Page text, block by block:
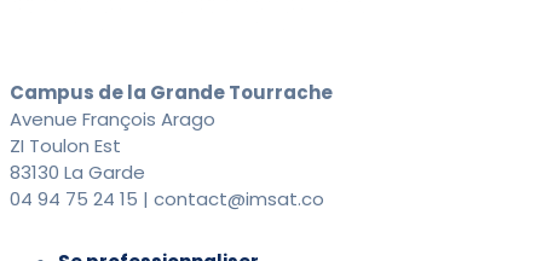
Campus de la Grande Tourrache
Avenue François Arago
ZI Toulon Est
83130 La Garde
04 94 75 24 15 | contact@imsat.co